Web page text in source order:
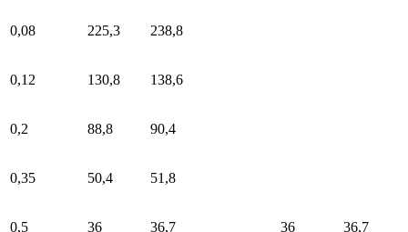
0,08 225,3 238,8
0,12 130,8 138,6
0,2 88,8 90,4
0,35 50,4 51,8
0,5 36 36,7 36 36,7